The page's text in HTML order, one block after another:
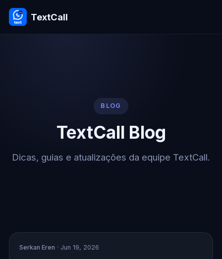
TextCall
BLOG
TextCall Blog
Dicas, guias e atualizações da equipe TextCall.
Serkan Eren · Jun 19, 2026